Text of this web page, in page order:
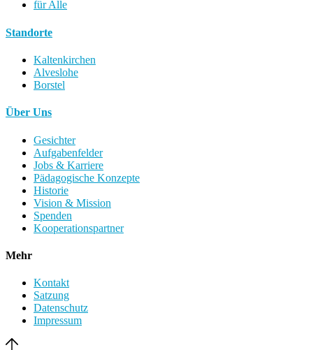
für Alle
Standorte
Kaltenkirchen
Alveslohe
Borstel
Über Uns
Gesichter
Aufgabenfelder
Jobs & Karriere
Pädagogische Konzepte
Historie
Vision & Mission
Spenden
Kooperationspartner
Mehr
Kontakt
Satzung
Datenschutz
Impressum